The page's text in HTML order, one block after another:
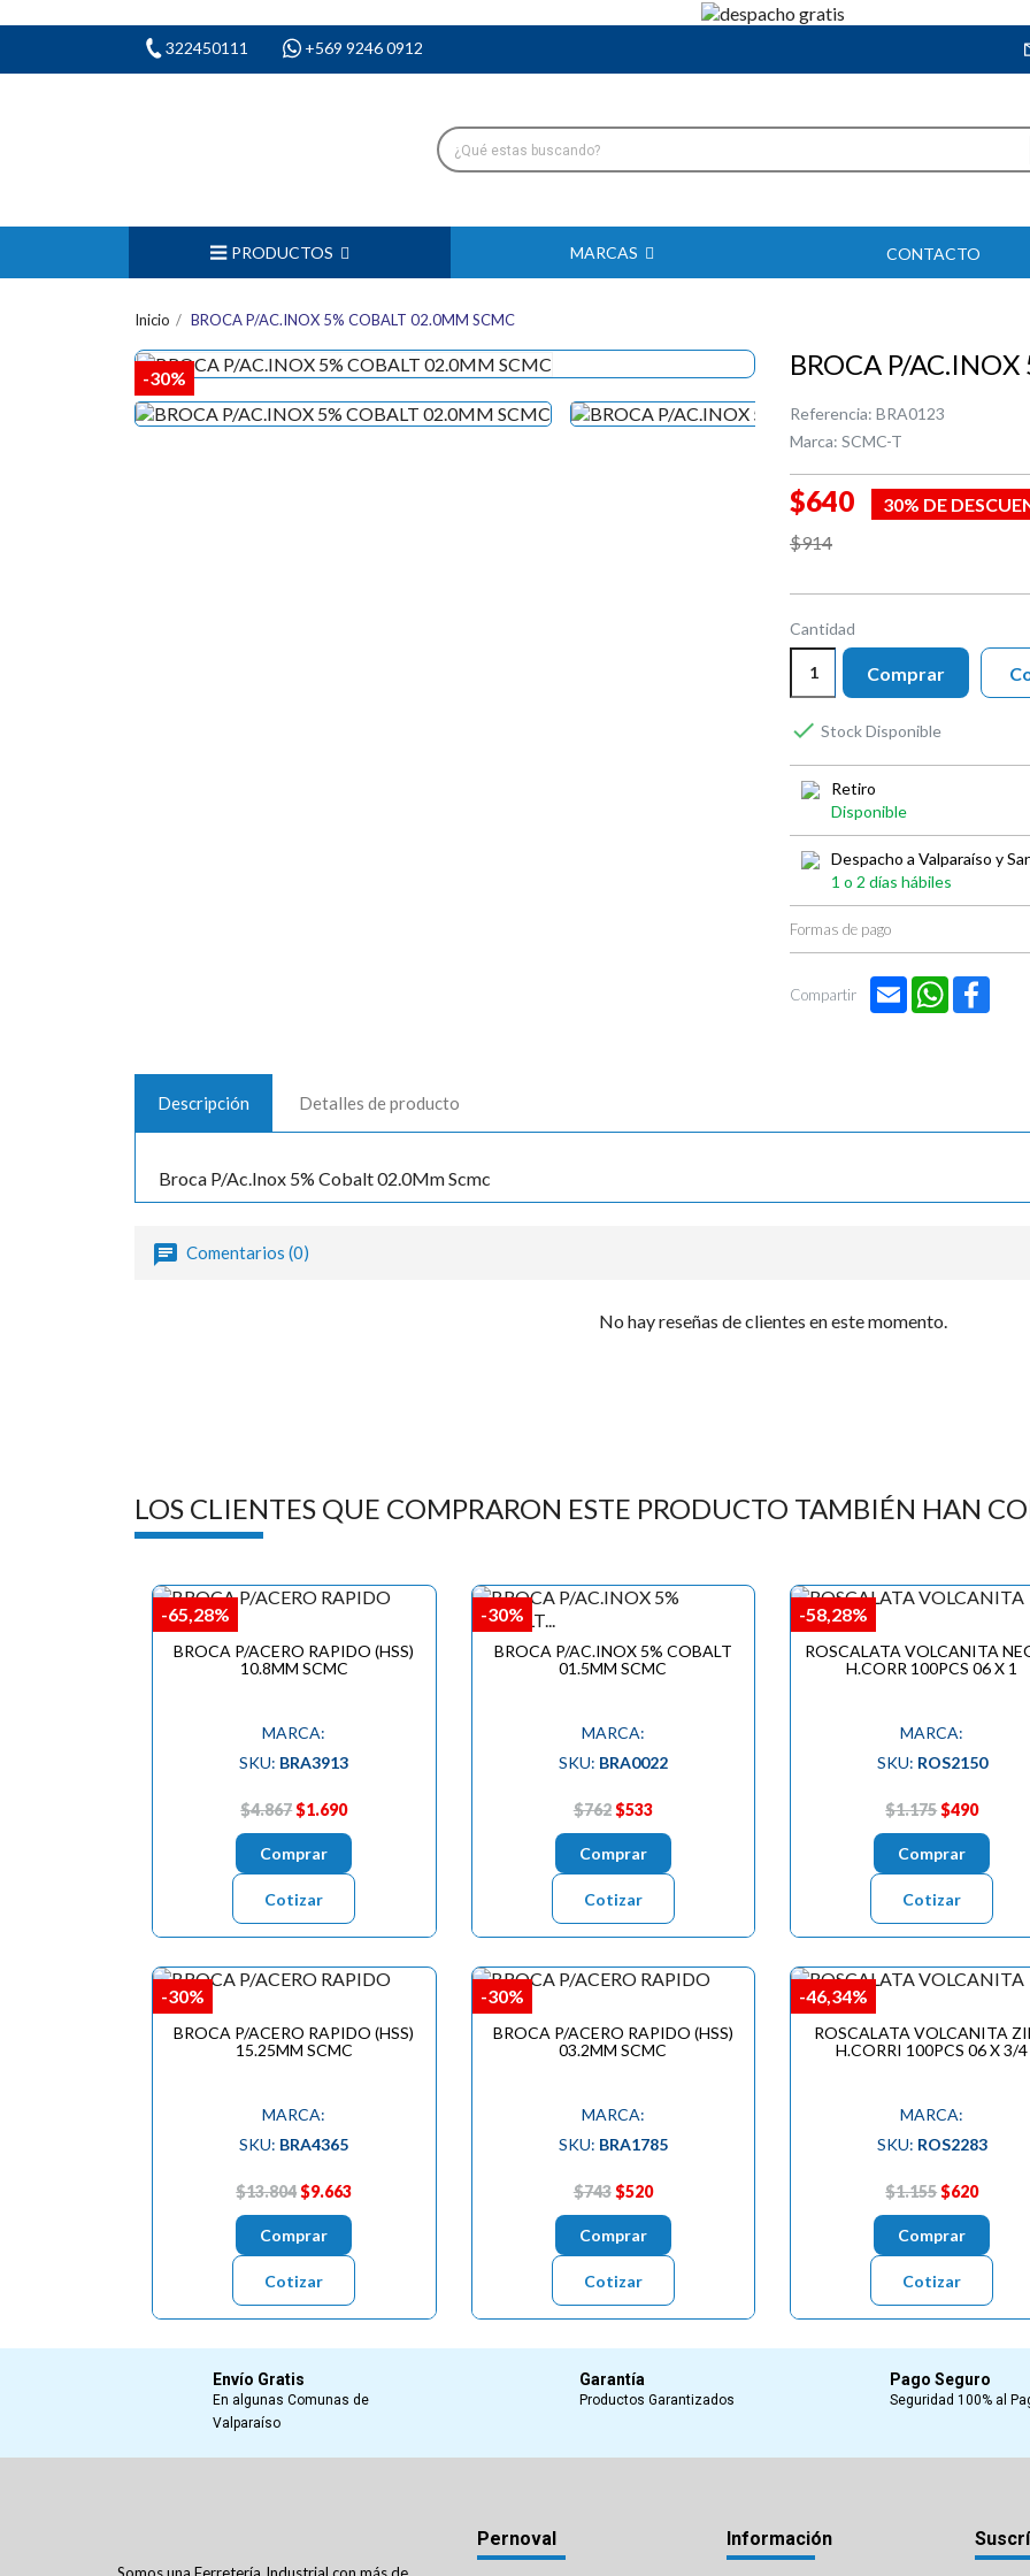
322450111 +569 9246 0912
PRODUCTOS MARCAS CONTACTO
Inicio BROCA P/AC.INOX 5% COBALT 02.0MM SCMC
-30% BROCA P/
Referencia: BRA0123
Marca: SCMC-T
$640
30% DE
$914
Cantidad
Comprar
 Stock Disponible
Retiro
Disponible
Despacho a Valparaíso y
1 o 2 días hábiles
Formas de pago
Compartir Email WhatsApp
Descripción Detalles de producto
Broca P/Ac.Inox 5% Cobalt 02.0Mm Scmc
Comentarios (0)
No hay reseñas de clientes en este momento.
LOS CLIENTES QUE COMPRARON ESTE PRODUCTO TAMBIÉN HAN
BROCA P/ACERO RAPIDO (HSS)
10.8MM SCMC
MARCA:
SKU: BRA3913
$4.867$1.690
Comprar
Cotizar
-65,28%
BROCA P/AC.INOX 5% COBALT
01.5MM SCMC
MARCA:
SKU: BRA0022
$762$533
Comprar
Cotizar
-30%
ROSCALATA VOLCANITA
H.CORR 100PCS 06 X 1
MARCA:
SKU: ROS2150
$1.175$490
Comprar
Cotizar
-58,28%
BROCA P/ACERO RAPIDO (HSS)
15.25MM SCMC
MARCA:
SKU: BRA4365
$13.804$9.663
Comprar
Cotizar
-30%
BROCA P/ACERO RAPIDO (HSS)
03.2MM SCMC
MARCA:
SKU: BRA1785
$743$520
Comprar
Cotizar
-30%
ROSCALATA VOLCANITA
H.CORRI 100PCS 06 X 3/4
MARCA:
SKU: ROS2283
$1.155$620
Comprar
Cotizar
-46,34%
Envío Gratis
En algunas Comunas de
Valparaíso
Garantía
Productos Garantizados
Pago Seguro
Seguridad 100% al
Pernoval Información